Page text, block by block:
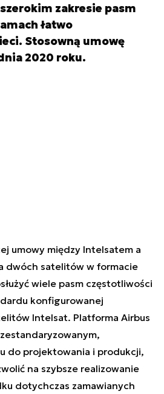
zakresie pasm
łatwo
Stosowną umowę
2020 roku.
umowy między Intelsatem a
dwóch satelitów w formacie
wiele pasm częstotliwości
konfigurowanej
Intelsat. Platforma Airbus
do projektowania i produkcji,
na szybsze realizowanie
dotychczas zamawianych